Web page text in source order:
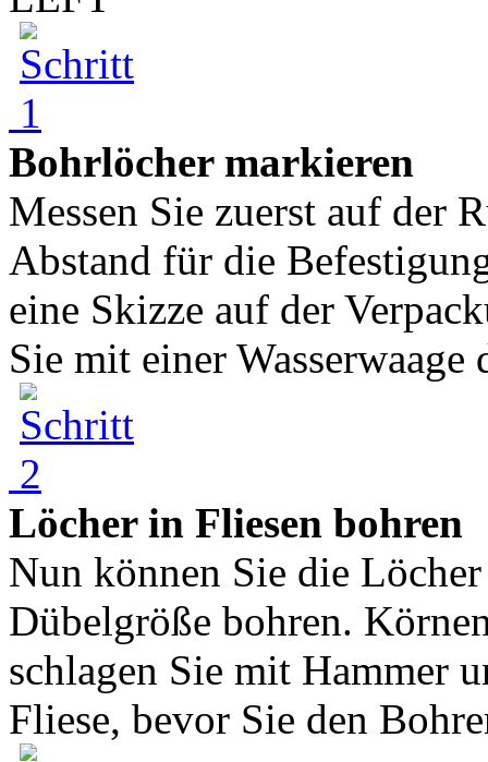
Bohrlöcher markieren
Messen Sie zuerst auf der
Abstand für die
eine Skizze auf der
Sie mit einer Wasserwaage
Löcher in Fliesen bohren
Nun können Sie die
Dübelgröße bohren.
schlagen Sie mit Hammer
Fliese, bevor Sie den